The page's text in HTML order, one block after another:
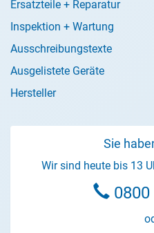
Ersatzteile + Reparatur
Inspektion + Wartung
Ausschreibungstexte
Ausgelistete Geräte
Hersteller
Sie
Wir sind heute bis 13